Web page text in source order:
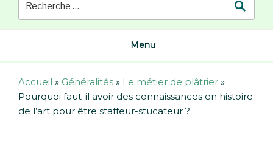
Menu
Accueil » Généralités » Le métier de plâtrier »
Pourquoi faut-il avoir des connaissances en histoire
de l’art pour être staffeur-stucateur ?